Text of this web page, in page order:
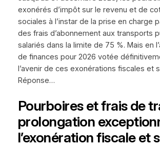
exonérés d’impôt sur le revenu et de
sociales à l’instar de la prise en charge
des frais d’abonnement aux transports
salariés dans la limite de 75 %. Mais en
de finances pour 2026 votée
l’avenir de ces exonérations fiscales et
Réponse…
Pourboires et frais de
prolongation
l’exonération fiscale et